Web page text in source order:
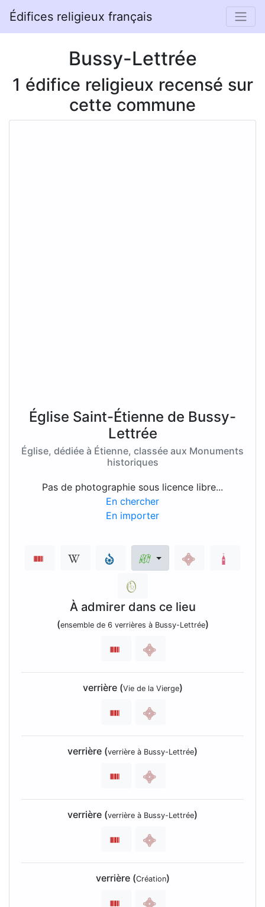
Édifices religieux français
Bussy-Lettrée
1 édifice religieux recensé sur
cette commune
Église Saint-Étienne de Bussy-
Lettrée
Église, dédiée à Étienne, classée aux Monuments
historiques
Pas de photographie sous licence libre...
En chercher
En importer
À admirer dans ce lieu
(ensemble de 6 verrières à Bussy-Lettrée)
verrière (Vie de la Vierge)
verrière (verrière à Bussy-Lettrée)
verrière (verrière à Bussy-Lettrée)
verrière (Création)